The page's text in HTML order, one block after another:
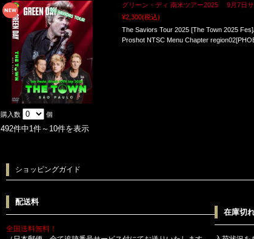
グリーン・ディ 南米ツアー2025 9月7日
¥2,300(税込)
The Saviors Tour 2025 [The Town 2025
Proshot NTSC Menu Chapter
購入数 個
492件中1件～10件を表示
ショッピングガイド
配送料
全国送料無料！
在庫切